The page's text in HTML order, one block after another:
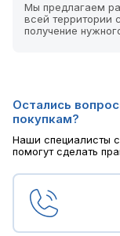
Мы предлагаем
всей территории
получение
Остались
покупкам?
Наши специалисты
помогут сделать